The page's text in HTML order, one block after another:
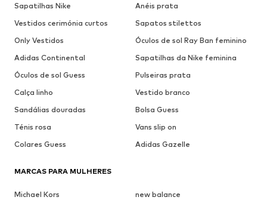
Sapatilhas Nike
Anéis prata
Vestidos cerimónia curtos
Sapatos stilettos
Only Vestidos
Óculos de sol Ray Ban feminino
Adidas Continental
Sapatilhas da Nike feminina
Óculos de sol Guess
Pulseiras prata
Calça linho
Vestido branco
Sandálias douradas
Bolsa Guess
Ténis rosa
Vans slip on
Colares Guess
Adidas Gazelle
MARCAS PARA MULHERES
Michael Kors
new balance